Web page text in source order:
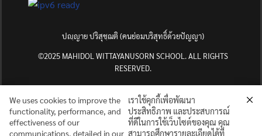
ปญฺญาย ปริสุชฺฌติ (คนย่อมบริสุทธิ์ด้วยปัญญา)
©2025 MAHIDOL WITTAYANUSORN SCHOOL. ALL RIGHTS
RESERVED.
We uses cookies to improve the
functionality, performance, and
effectiveness of our
communications, detailed in our
เราใช้คุกกี้เพื่อพัฒนา
ประสิทธิภาพ และประสบการณ์
ที่ดีในการใช้เว็บไซต์ของคุณ คุณ
สามารถศึกษารายละเอียดได้ที่